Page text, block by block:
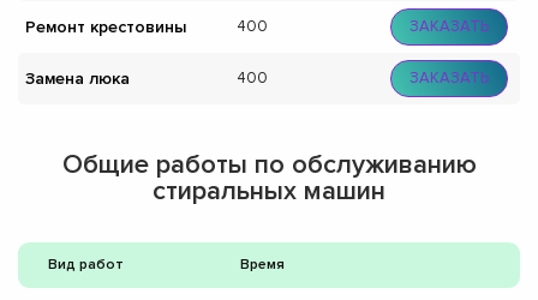
Ремонт крестовины 400 ЗАКАЗАТЬ
Замена люка 400 ЗАКАЗАТЬ
Общие работы по обслуживанию
стиральных машин
Вид работ Время